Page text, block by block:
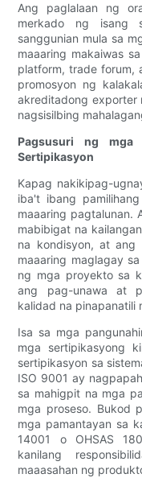
Ang paglalaan ng
merkado ng isang
sanggunian mula sa
maaaring makaiwas
platform, trade forum,
promosyon ng
akreditadong exporter
nagsisilbing
Pagsusuri ng mga
Sertipikasyon
Kapag nakikipag-
iba't ibang
maaaring pagtalunan.
mabibigat na
na kondisyon, at ang
maaaring maglagay
ng mga proyekto sa
ang pag-unawa at
kalidad na pinapanatili
Isa sa mga
mga sertipikasyong
sertipikasyon sa
ISO 9001 ay
sa mahigpit na mga
mga proseso. Bukod
mga pamantayan sa
14001 o OHSAS
kanilang
maaasahan ng